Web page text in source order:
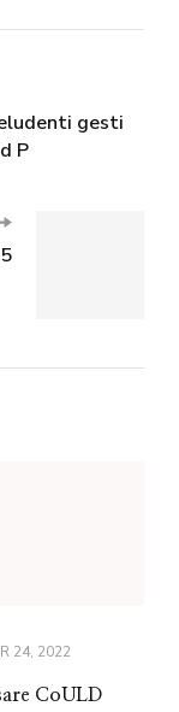
gesti
P
24, 2022
CoULD